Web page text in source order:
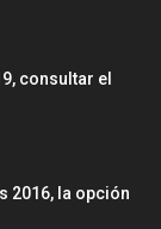
consultar el
2016, la opción